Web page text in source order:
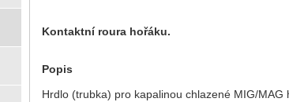
Kontaktní roura hořáku.
Popis
Hrdlo (trubka) pro kapalinou chlazené MIG/